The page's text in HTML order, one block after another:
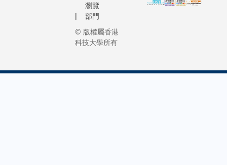
瀏覽
部門
© 版權屬香港
科技大學所有